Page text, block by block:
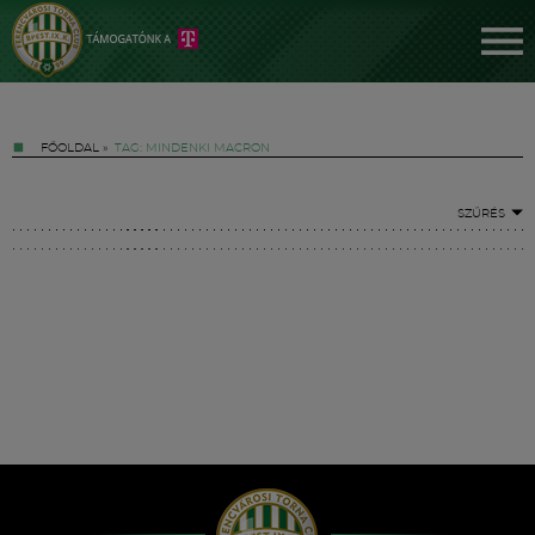
FŐOLDAL » TAG: MINDENKI MACRON
SZŰRÉS
Hírek